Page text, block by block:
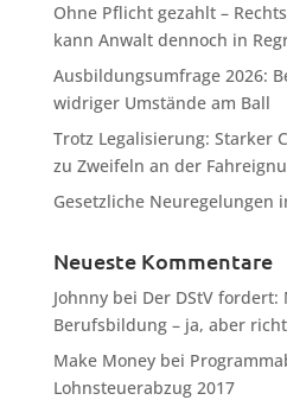
Ohne Pflicht gezahlt –
kann Anwalt dennoch in
Ausbildungsumfrage 2026:
widriger Umstände am Ball
Trotz Legalisierung: Starker
zu Zweifeln an der
Gesetzliche Neuregelungen
Neueste Kommentare
Johnnybei Der DStV
Berufsbildung – ja, aber
Make Moneybei
Lohnsteuerabzug 2017